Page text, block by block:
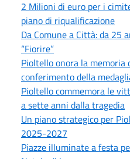
2 Milioni di euro per i
piano di riqualificazione
Da Comune a Città: da 25
“Fiorire”
Pioltello onora la memoria
conferimento della
Pioltello commemora le
a sette anni dalla tragedia
Un piano strategico per
2025-2027
Piazze illuminate a festa